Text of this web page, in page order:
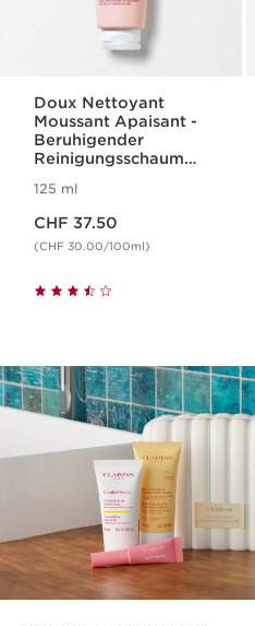
Doux Nettoyant
Moussant Apaisant -
Beruhigender
Reinigungsschaum
oder sensible Haut
125 ml
CHF 37.50
(CHF 30.00/100ml)